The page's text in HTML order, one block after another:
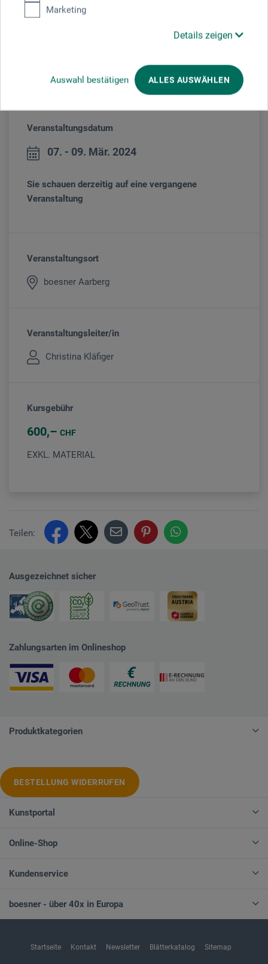
Marketing
Details zeigen
Auswahl bestätigen ALLES AUSWÄHLEN
Veranstaltungsdatum
07. - 09. Mär. 2024
Sie schauen derzeitig auf eine vergangene
Veranstaltung
Veranstaltungsort
boesner Aarberg
Veranstaltungsleiter/in
Christina Kläfiger
Kursgebühr
600 CHF
EXKL. MATERIAL
Teilen:
Ausgezeichnet sicher
Zahlungsarten im Onlineshop
Produktkategorien
BESTELLUNG WIDERRUFEN
Kunstportal
Online-Shop
Kundenservice
boesner - über 40x in Europa
Startseite Kontakt Newsletter Blätterkatalog Sitemap